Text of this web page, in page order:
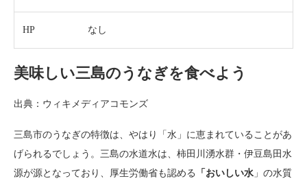
HP なし
美味しい三島のうなぎを食べよう
出典：ウィキメディアコモンズ
三島市のうなぎの特徴は、やはり「水」に恵まれていることがあ
げられるでしょう。三島の水道水は、柿田川湧水群・伊豆島田水
源が源となっており、厚生労働省も認める
「おいしい水 」の水質